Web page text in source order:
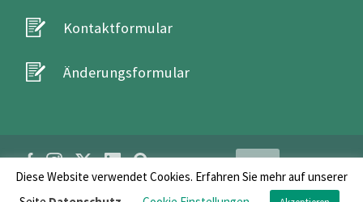
Kontaktformular
Änderungsformular
Login
Diese Website verwendet Cookies. Erfahren Sie mehr auf unserer